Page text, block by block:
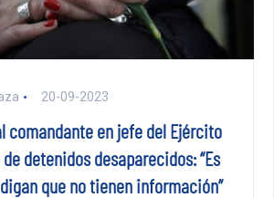
20-09-2023
comandante en jefe del Ejército
detenidos desaparecidos: “Es
que no tienen información”